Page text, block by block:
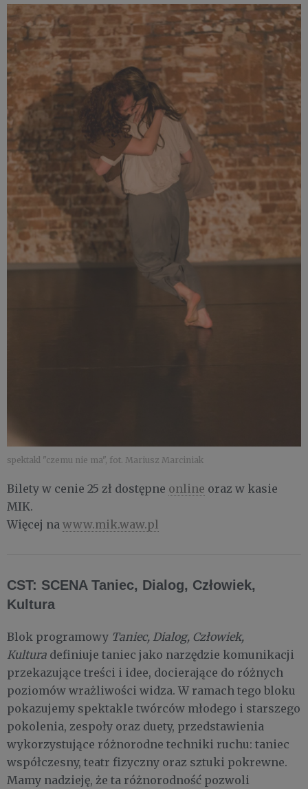
spektakl "czemu nie ma", fot. Mariusz Marciniak
Bilety w cenie 25 zł dostępne online oraz w kasie
MIK.
Więcej na www.mik.waw.pl
CST: SCENA Taniec, Dialog, Człowiek,
Kultura
Blok programowy Taniec, Dialog, Człowiek,
Kultura definiuje taniec jako narzędzie komunikacji
przekazujące treści i idee, docierające do różnych
poziomów wrażliwości widza. W ramach tego bloku
pokazujemy spektakle twórców młodego i starszego
pokolenia, zespoły oraz duety, przedstawienia
wykorzystujące różnorodne techniki ruchu: taniec
współczesny, teatr fizyczny oraz sztuki pokrewne.
Mamy nadzieję, że ta różnorodność pozwoli